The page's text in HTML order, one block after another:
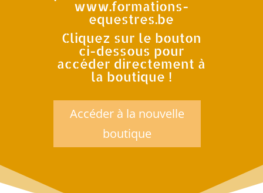
www.formations-
equestres.be
Cliquez sur le bouton
ci-dessous pour
accéder directement à
la boutique !
Accéder à la nouvelle
boutique